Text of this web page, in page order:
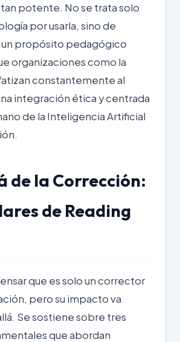
potente. No se trata solo
por usarla, sino de
un propósito pedagógico
organizaciones como la
constantemente al
integración ética y centrada
de la Inteligencia Artificial
.
de la Corrección:
de Reading
que es solo un corrector
pero su impacto va
Se sostiene sobre tres
que abordan